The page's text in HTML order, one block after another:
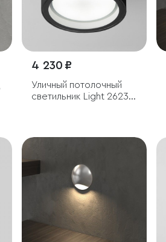
4 230 ₽
Уличный потолочный
светильник Light 26231